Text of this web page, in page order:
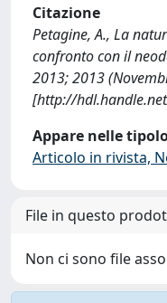
Citazione
Petagine, A., La
confronto con il
2013; 2013
[http://
Appare nelle
Articolo in rivista,
File in questo
Non ci sono file